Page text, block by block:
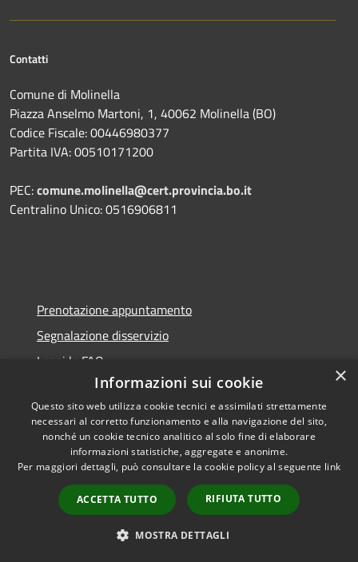
Contatti
Comune di Molinella
Piazza Anselmo Martoni, 1, 40062 Molinella (BO)
Codice Fiscale: 00446980377
Partita IVA: 00510171200
PEC:comune.molinella@cert.provincia.bo.it
Centralino Unico: 0516906811
Prenotazione appuntamento
Segnalazione disservizio
Leggi le FAQ
Richiesta assistenza
Amministrazione trasparente
Informativa privacy
×
Informazioni sui cookie
Questo sito web utilizza cookie tecnici e assimilati strettamente
necessari al corretto funzionamento e alla navigazione del sito,
nonché un cookie tecnico analitico al solo fine di elaborare
informazioni statistiche, aggregate e anonime.
Per maggiori dettagli, può consultare la cookie policy al seguente link
ACCETTA TUTTO RIFIUTA TUTTO
MOSTRA DETTAGLI